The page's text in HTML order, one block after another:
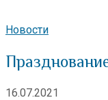
Новости
16.07.2021